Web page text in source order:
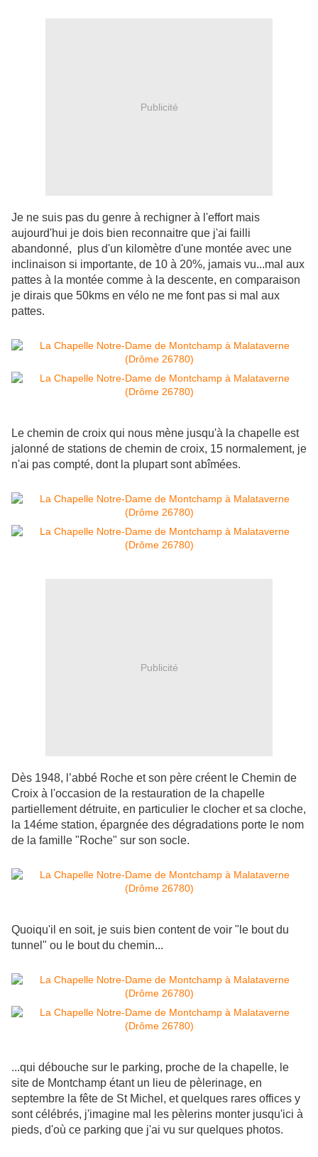
Publicité
Je ne suis pas du genre à rechigner à l'effort mais
aujourd'hui je dois bien reconnaitre que j'ai failli
abandonné, plus d'un kilomètre d'une montée avec une
inclinaison si importante, de 10 à 20%, jamais vu...mal aux
pattes à la montée comme à la descente, en comparaison
je dirais que 50kms en vélo ne me font pas si mal aux
pattes.
Le chemin de croix qui nous mène jusqu'à la chapelle est
jalonné de stations de chemin de croix, 15 normalement, je
n'ai pas compté, dont la plupart sont abîmées.
Publicité
Dès 1948, l’abbé Roche et son père créent le Chemin de
Croix à l'occasion de la restauration de la chapelle
partiellement détruite, en particulier le clocher et sa cloche,
la 14éme station, épargnée des dégradations porte le nom
de la famille "Roche" sur son socle.
Quoiqu'il en soit, je suis bien content de voir "le bout du
tunnel" ou le bout du chemin...
...qui débouche sur le parking, proche de la chapelle, le
site de Montchamp étant un lieu de pèlerinage, en
septembre la fête de St Michel, et quelques rares offices y
sont célébrés, j'imagine mal les pèlerins monter jusqu'ici à
pieds, d'où ce parking que j'ai vu sur quelques photos.